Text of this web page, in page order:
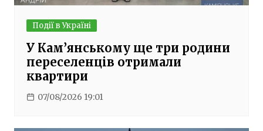
Події в Україні
У Кам’янському ще три родини
переселенців отримали
квартири
07/08/2026 19:01